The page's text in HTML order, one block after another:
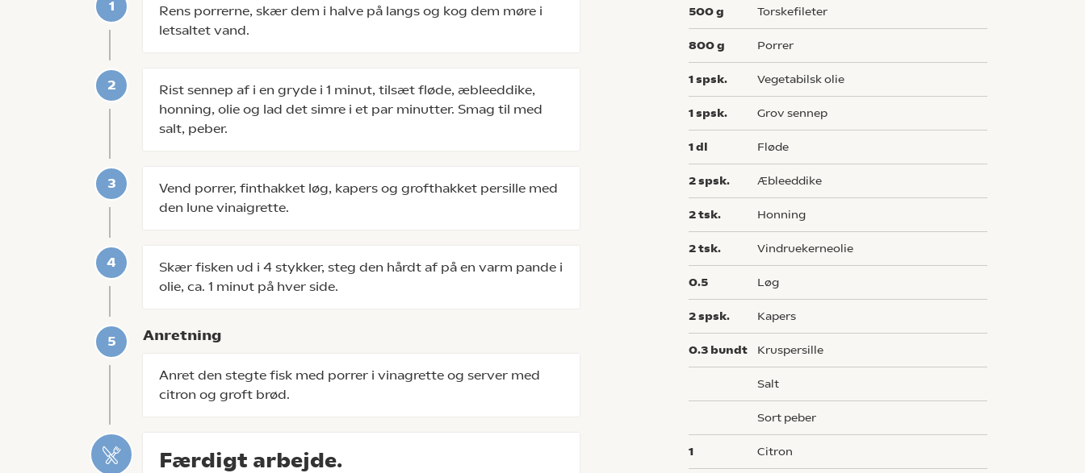
Rens porrerne, skær dem i halve på langs og kog dem møre i
letsaltet vand.
Rist sennep af i en gryde i 1 minut, tilsæt fløde, æbleeddike,
honning, olie og lad det simre i et par minutter. Smag til med
salt, peber.
Vend porrer, finthakket løg, kapers og grofthakket persille med
den lune vinaigrette.
Skær fisken ud i 4 stykker, steg den hårdt af på en varm pande i
olie, ca. 1 minut på hver side.
Anretning
Anret den stegte fisk med porrer i vinagrette og server med
citron og groft brød.
Færdigt arbejde.
500g torskefileter
800g porrer
1spsk. vegetabilsk olie
1spsk. grov sennep
1dl fløde
2spsk. æbleeddike
2tsk. honning
2tsk. vindruekerneolie
0.5 løg
2spsk. kapers
0.3 bundt kruspersille
salt
sort peber
1 citron